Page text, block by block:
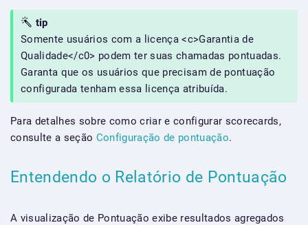
tip
Somente usuários com a licença <c>Garantia de
Qualidade</c0> podem ter suas chamadas pontuadas.
Garanta que os usuários que precisam de pontuação
configurada tenham essa licença atribuída.
Para detalhes sobre como criar e configurar scorecards,
consulte a seção Configuração de pontuação.
Entendendo o Relatório de Pontuação
A visualização de Pontuação exibe resultados agregados